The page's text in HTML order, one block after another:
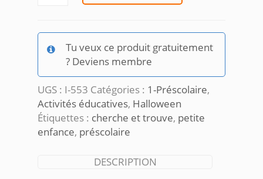
manque
Halloween
Tu veux ce produit gratuitement
? Deviens membre
UGS : I-553 Catégories : 1-Préscolaire,
Activités éducatives, Halloween
Étiquettes : cherche et trouve, petite
enfance, préscolaire
DESCRIPTION